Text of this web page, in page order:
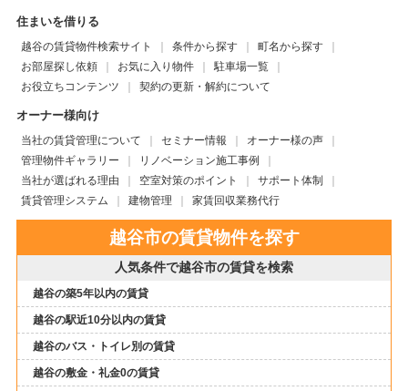
住まいを借りる
越谷の賃貸物件検索サイト 条件から探す
町名から探す
お部屋探し依頼
お気に入り物件
駐車場一覧
お役立ちコンテンツ
契約の更新・解約について
オーナー様向け
当社の賃貸管理について セミナー情報
オーナー様の声
管理物件ギャラリー
リノベーション施工事例
当社が選ばれる理由
空室対策のポイント
サポート体制
賃貸管理システム
建物管理 家賃回収業務代行
越谷市の賃貸物件を探す
人気条件で越谷市の賃貸を検索
越谷の築5年以内の賃貸
越谷の駅近10分以内の賃貸
越谷のバス・トイレ別の賃貸
越谷の敷金・礼金0の賃貸